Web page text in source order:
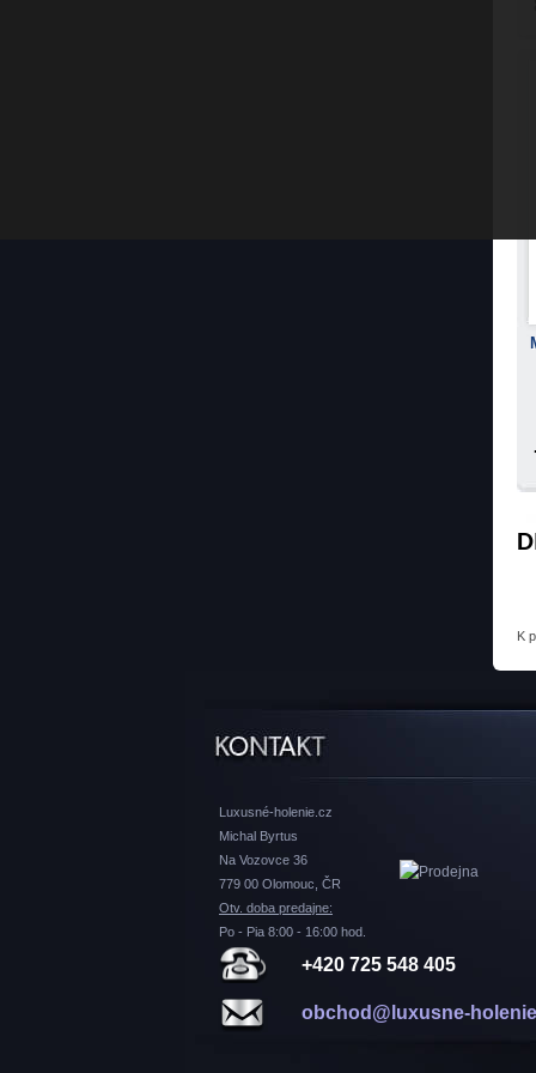
K
Luxusné-holenie.cz
Michal Byrtus
Na Vozovce 36
779 00 Olomouc, ČR
Otv. doba predajne:
Po - Pia 8:00 - 16:00 hod.
+420 725 548 405
obchod@luxusne-